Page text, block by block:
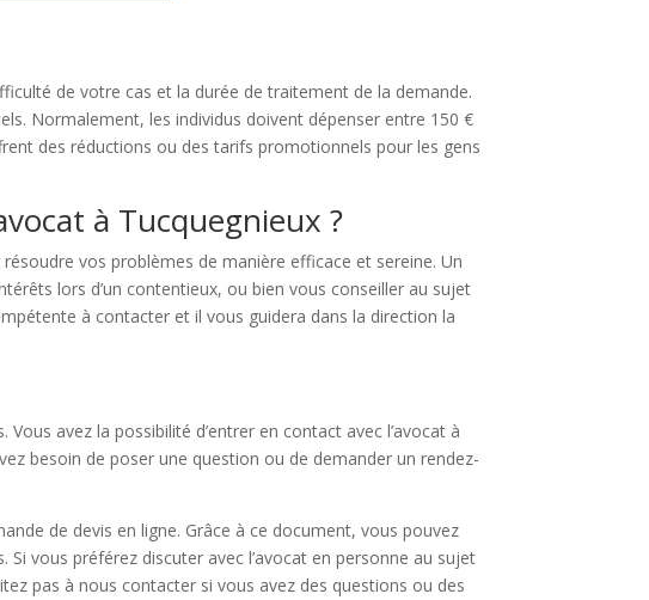
de votre cas et la durée de traitement de la demande.
Normalement, les individus doivent dépenser entre 150 €
des réductions ou des tarifs promotionnels pour les gens
à Tucquegnieux ?
vos problèmes de manière efficace et sereine. Un
lors d’un contentieux, ou bien vous conseiller au sujet
à contacter et il vous guidera dans la direction la
avez la possibilité d’entrer en contact avec l’avocat à
besoin de poser une question ou de demander un rendez-
de devis en ligne. Grâce à ce document, vous pouvez
vous préférez discuter avec l’avocat en personne au sujet
pas à nous contacter si vous avez des questions ou des